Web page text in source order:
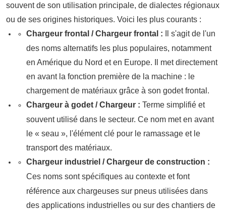
souvent de son utilisation principale, de dialectes régionaux
ou de ses origines historiques. Voici les plus courants :
Chargeur frontal / Chargeur frontal :
Il s'agit de l'un
des noms alternatifs les plus populaires, notamment
en Amérique du Nord et en Europe. Il met directement
en avant la fonction première de la machine : le
chargement de matériaux grâce à son godet frontal.
Chargeur à godet / Chargeur : Terme simplifié et
souvent utilisé dans le secteur. Ce nom met en avant
le « seau », l'élément clé pour le ramassage et le
transport des matériaux.
Chargeur industriel / Chargeur de construction :
Ces noms sont spécifiques au contexte et font
référence aux chargeuses sur pneus utilisées dans
des applications industrielles ou sur des chantiers de